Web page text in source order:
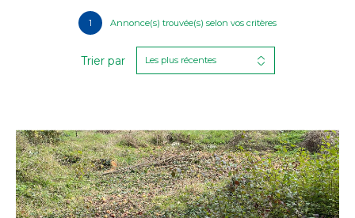
1 Annonce(s) trouvée(s) selon vos critères
Trier par Les plus récentes